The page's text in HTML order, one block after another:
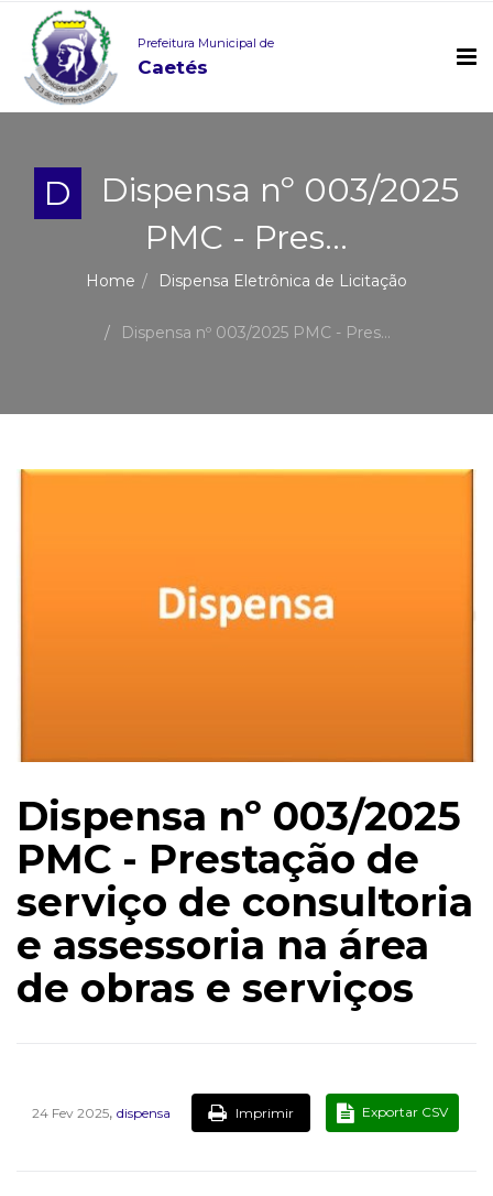
Prefeitura Municipal de
Caetés
D
Dispensa nº 003/2025
PMC - Pres...
Home Dispensa Eletrônica de Licitação
Dispensa nº 003/2025 PMC - Pres...
Dispensa nº 003/2025
PMC - Prestação de
serviço de consultoria
e assessoria na área
de obras e serviços
24 Fev 2025, dispensa Imprimir Exportar CSV